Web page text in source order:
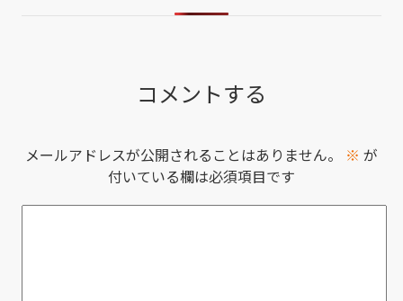
コメントする
メールアドレスが公開されることはありません。 ※ が
付いている欄は必須項目です